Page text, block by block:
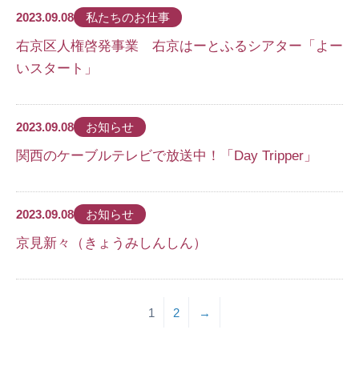
2023.09.08 私たちのお仕事
右京区人権啓発事業 右京はーとふるシアター「よー
いスタート」
2023.09.08 お知らせ
関西のケーブルテレビで放送中！「Day Tripper」
2023.09.08 お知らせ
京見新々（きょうみしんしん）
1 2 →